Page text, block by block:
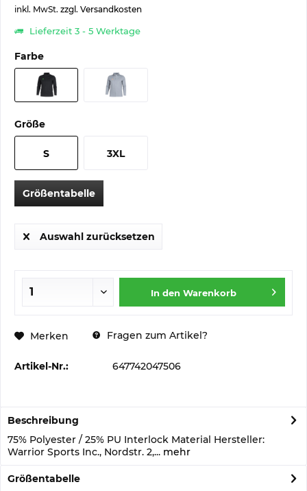
inkl. MwSt. zzgl. Versandkosten
Lieferzeit 3 - 5 Werktage
Farbe
Größe
S 3XL
Größentabelle
Auswahl zurücksetzen
In den Warenkorb
Merken Fragen zum Artikel?
Artikel-Nr.: 647742047506
Beschreibung
75% Polyester / 25% PU Interlock Material Hersteller:
Warrior Sports Inc., Nordstr. 2,... mehr
Größentabelle